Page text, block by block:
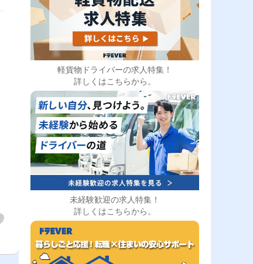
軽貨物ドライバーの求人特集！
詳しくはこちらから。
未経験歓迎の求人特集！
詳しくはこちらから。